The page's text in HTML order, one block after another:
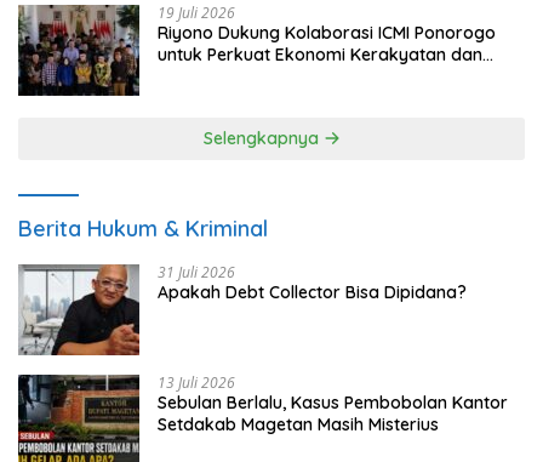
19 Juli 2026
Riyono Dukung Kolaborasi ICMI Ponorogo
untuk Perkuat Ekonomi Kerakyatan dan
Selengkapnya
Berita Hukum & Kriminal
31 Juli 2026
Apakah Debt Collector Bisa Dipidana?
13 Juli 2026
Sebulan Berlalu, Kasus Pembobolan Kantor
Setdakab Magetan Masih Misterius